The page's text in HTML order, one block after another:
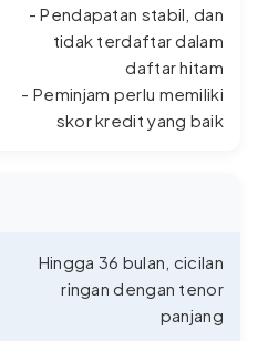
- Pendapatan stabil, dan
tidak terdaftar dalam
daftar hitam
- Peminjam perlu memiliki
skor kredit yang baik
Hingga 36 bulan, cicilan
ringan dengan tenor
panjang